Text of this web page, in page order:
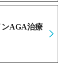
ンAGA治療